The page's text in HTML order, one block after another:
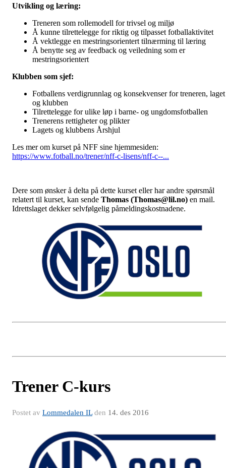
Utvikling og læring:
Treneren som rollemodell for trivsel og miljø
Å kunne tilrettelegge for riktig og tilpasset fotballaktivitet
Å vektlegge en mestringsorientert tilnærming til læring
Å benytte seg av feedback og veiledning som er
mestringsorientert
Klubben som sjef:
Fotballens verdigrunnlag og konsekvenser for treneren, laget
og klubben
Tilrettelegge for ulike løp i barne- og ungdomsfotballen
Trenerens rettigheter og plikter
Lagets og klubbens Årshjul
Les mer om kurset på NFF sine hjemmesiden:
https://www.fotball.no/trener/nff-c-lisens/nff-c--...
Dere som ønsker å delta på dette kurset eller har andre spørsmål
relatert til kurset, kan sende Thomas (Thomas@lil.no) en mail.
Idrettslaget dekker selvfølgelig påmeldingskostnadene.
Trener C-kurs
Postet av Lommedalen ILden 14. des 2016